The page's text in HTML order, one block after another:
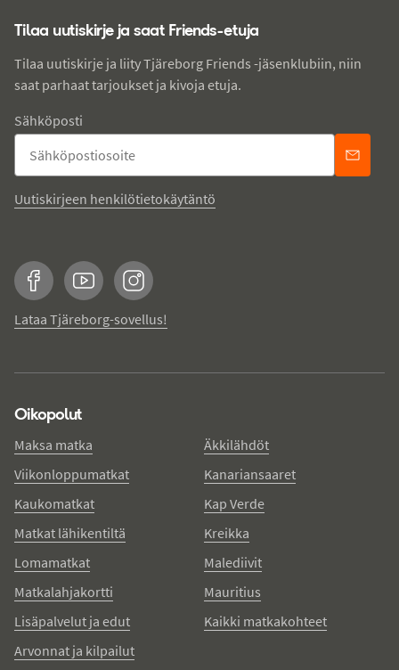
Tilaa uutiskirje ja saat Friends-etuja
Tilaa uutiskirje ja liity Tjäreborg Friends -jäsenklubiin, niin
saat parhaat tarjoukset ja kivoja etuja.
Sähköposti
Uutiskirjeen henkilötietokäytäntö
FacebookYouTubeInstagram
Lataa Tjäreborg-sovellus!
Oikopolut
Maksa matka
Viikonloppumatkat
Kaukomatkat
Matkat lähikentiltä
Lomamatkat
Matkalahjakortti
Lisäpalvelut ja edut
Arvonnat ja kilpailut
Äkkilähdöt
Kanariansaaret
Kap Verde
Kreikka
Malediivit
Mauritius
Kaikki matkakohteet